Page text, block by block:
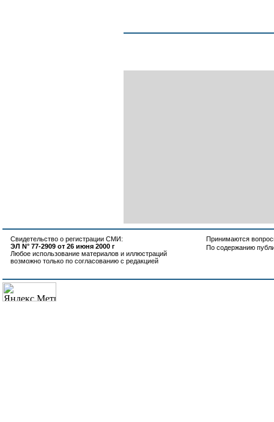
Свидетельство о регистрации СМИ:
ЭЛ N° 77-2909 от 26 июня 2000 г
Любое использование материалов и иллюстраций
возможно только по согласованию с редакцией
Принимаются
По содержанию